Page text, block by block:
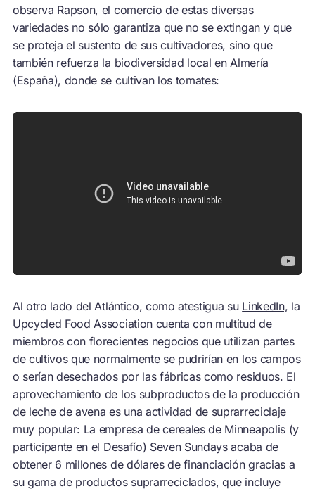
observa Rapson, el comercio de estas diversas
variedades no sólo garantiza que no se extingan y que
se proteja el sustento de sus cultivadores, sino que
también refuerza la biodiversidad local en Almería
(España), donde se cultivan los tomates:
Al otro lado del Atlántico, como atestigua su LinkedIn, la
Upcycled Food Association cuenta con multitud de
miembros con florecientes negocios que utilizan partes
de cultivos que normalmente se pudrirían en los campos
o serían desechados por las fábricas como residuos. El
aprovechamiento de los subproductos de la producción
de leche de avena es una actividad de suprarreciclaje
muy popular: La empresa de cereales de Minneapolis (y
participante en el Desafío) Seven Sundaysacaba de
obtener 6 millones de dólares de financiación gracias a
su gama de productos suprarreciclados, que incluye